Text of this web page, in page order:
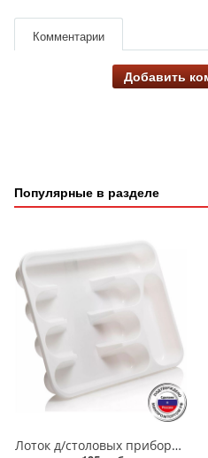
Комментарии
Добавить
Популярные в разделе
Лоток д/столовых приборов/60600/ПБ